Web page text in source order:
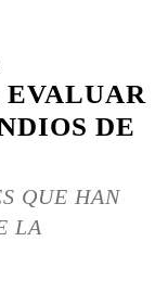
EVALUAR
DE
QUE HAN
LA